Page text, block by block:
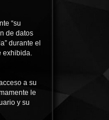
“su
de datos
durante el
exhibida.
a su
le
y su